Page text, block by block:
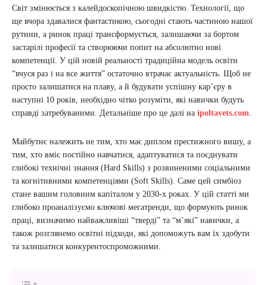
Світ змінюється з калейдоскопічною швидкістю. Технології, що
ще вчора здавалися фантастикою, сьогодні стають частиною нашої
рутини, а ринок праці трансформується, залишаючи за бортом
застарілі професії та створюючи попит на абсолютно нові
компетенції. У цій новій реальності традиційна модель освіти
“вчуся раз і на все життя” остаточно втрачає актуальність. Щоб не
просто залишатися на плаву, а й будувати успішну кар’єру в
наступні 10 років, необхідно чітко розуміти, які навички будуть
справді затребуваними. Детальніше про це далі на ipoltavets.com
Майбутнє належить не тим, хто має диплом престижного вишу, а
тим, хто вміє постійно навчатися, адаптуватися та поєднувати
глибокі технічні знання (Hard Skills) з розвиненими соціальними
та когнітивними компетенціями (Soft Skills). Саме цей симбіоз
стане вашим головним капіталом у 2030-х роках. У цій статті ми
глибоко проаналізуємо ключові мегатренди, що формують ринок
праці, визначимо найважливіші “тверді” та “м’які” навички, а
також розглянемо освітні підходи, які допоможуть вам їх здобути
та залишатися конкурентоспроможними.